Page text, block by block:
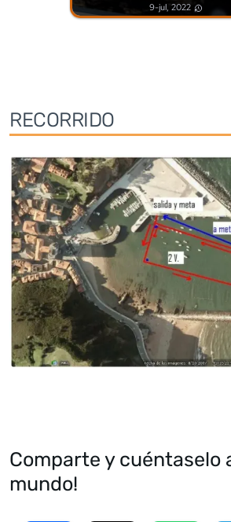
9-jul, 2022
RECORRIDO
Comparte y cuéntaselo
mundo!